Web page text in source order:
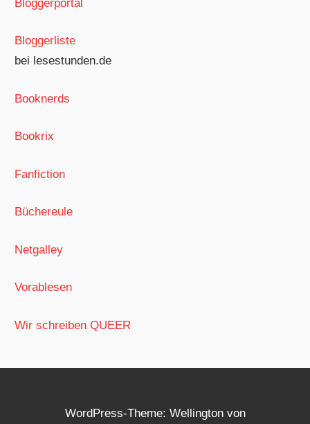
Bloggerportal
Bloggerliste
bei lesestunden.de
Booknerds
Bookrix
Fanfiction
Büchereule
Netgalley
Vorablesen
Wir schreiben QUEER
WordPress-Theme: Wellington von